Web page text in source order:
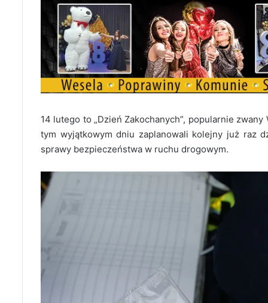
14 lutego to „Dzień Zakochanych”, popularnie
tym wyjątkowym dniu zaplanowali kolejny już raz
sprawy bezpieczeństwa w ruchu drogowym.